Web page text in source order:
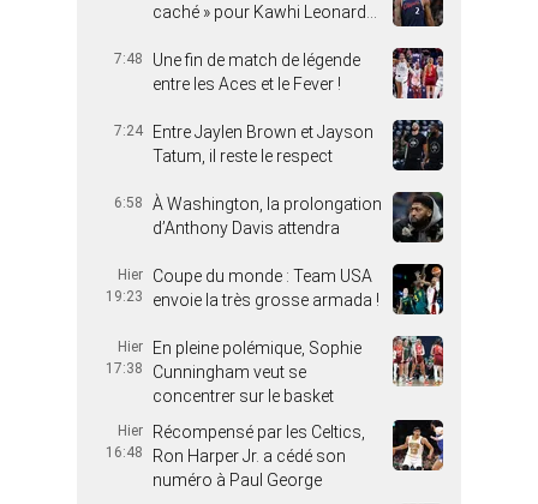
caché » pour Kawhi Leonard…
7:48
Une fin de match de légende
entre les Aces et le Fever !
7:24
Entre Jaylen Brown et Jayson
Tatum, il reste le respect
6:58
À Washington, la prolongation
d’Anthony Davis attendra
Hier
19:23
Coupe du monde : Team USA
envoie la très grosse armada !
Hier
17:38
En pleine polémique, Sophie
Cunningham veut se
concentrer sur le basket
Hier
16:48
Récompensé par les Celtics,
Ron Harper Jr. a cédé son
numéro à Paul George